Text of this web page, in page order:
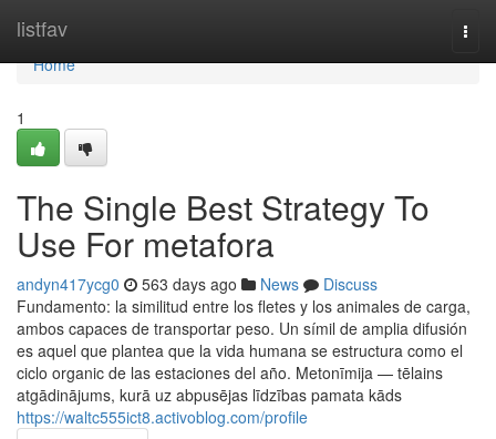
listfav
Home
Home
1
The Single Best Strategy To
Use For metafora
andyn417ycg0 563 days ago News
Discuss
Fundamento: la similitud entre los fletes y los animales de carga,
ambos capaces de transportar peso. Un símil de amplia difusión
es aquel que plantea que la vida humana se estructura como el
ciclo organic de las estaciones del año. Metonīmija — tēlains
atgādinājums, kurā uz abpusējas līdzības pamata kāds
https://waltc555ict8.activoblog.com/profile